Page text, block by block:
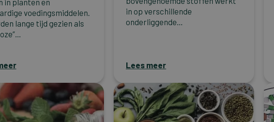
in planten en
voedingsmiddelen.
lange tijd gezien als
in op verschillende
onderliggende...
Lees meer